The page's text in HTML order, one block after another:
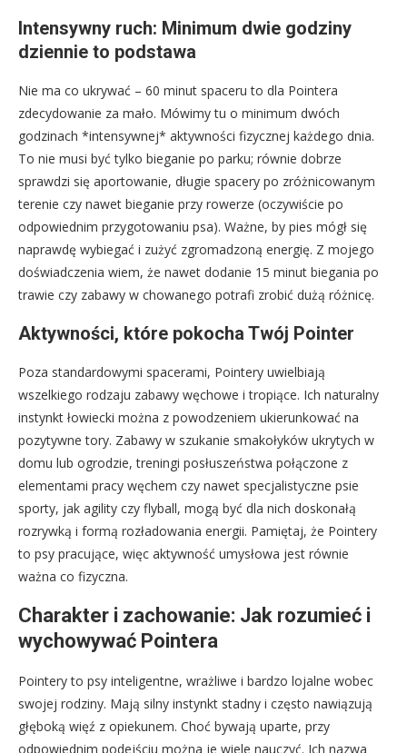
Intensywny ruch: Minimum dwie godziny
dziennie to podstawa
Nie ma co ukrywać – 60 minut spaceru to dla Pointera
zdecydowanie za mało. Mówimy tu o minimum dwóch
godzinach *intensywnej* aktywności fizycznej każdego dnia.
To nie musi być tylko bieganie po parku; równie dobrze
sprawdzi się aportowanie, długie spacery po zróżnicowanym
terenie czy nawet bieganie przy rowerze (oczywiście po
odpowiednim przygotowaniu psa). Ważne, by pies mógł się
naprawdę wybiegać i zużyć zgromadzoną energię. Z mojego
doświadczenia wiem, że nawet dodanie 15 minut biegania po
trawie czy zabawy w chowanego potrafi zrobić dużą różnicę.
Aktywności, które pokocha Twój Pointer
Poza standardowymi spacerami, Pointery uwielbiają
wszelkiego rodzaju zabawy węchowe i tropiące. Ich naturalny
instynkt łowiecki można z powodzeniem ukierunkować na
pozytywne tory. Zabawy w szukanie smakołyków ukrytych w
domu lub ogrodzie, treningi posłuszeństwa połączone z
elementami pracy węchem czy nawet specjalistyczne psie
sporty, jak agility czy flyball, mogą być dla nich doskonałą
rozrywką i formą rozładowania energii. Pamiętaj, że Pointery
to psy pracujące, więc aktywność umysłowa jest równie
ważna co fizyczna.
Charakter i zachowanie: Jak rozumieć i
wychowywać Pointera
Pointery to psy inteligentne, wrażliwe i bardzo lojalne wobec
swojej rodziny. Mają silny instynkt stadny i często nawiązują
głęboką więź z opiekunem. Choć bywają uparte, przy
odpowiednim podejściu można je wiele nauczyć. Ich nazwa